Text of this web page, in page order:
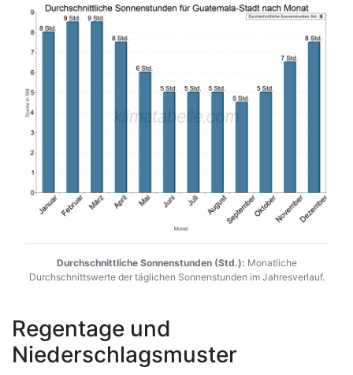
Durchschnittliche Sonnenstunden (Std.): Monatliche
Durchschnittswerte der täglichen Sonnenstunden im Jahresverlauf.
Regentage und
Niederschlagsmuster